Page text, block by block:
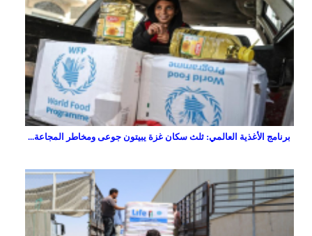
برنامج الأغذية العالمي: ثلث سكان غزة يبيتون جوعى ومخاطر المجاعة...